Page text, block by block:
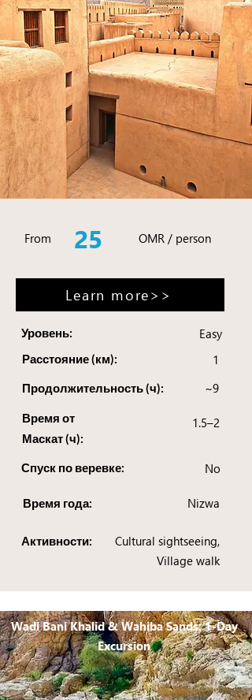
From 25 OMR / person
Learn more>>
Уровень: Easy
Расстояние (км): 1
Продолжительность (ч):
Время от
Маскат (ч):
~9
1.5–2
Спуск по веревке: No
Время года: Nizwa
Активности:
Cultural sightseeing,
Village walk
Wadi Bani Khalid & Wahiba Sands: 1-Day
Excursion